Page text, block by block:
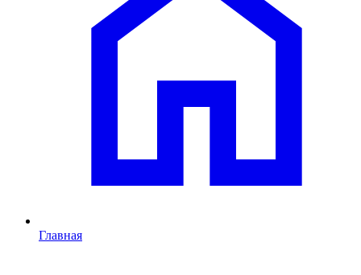
Главная